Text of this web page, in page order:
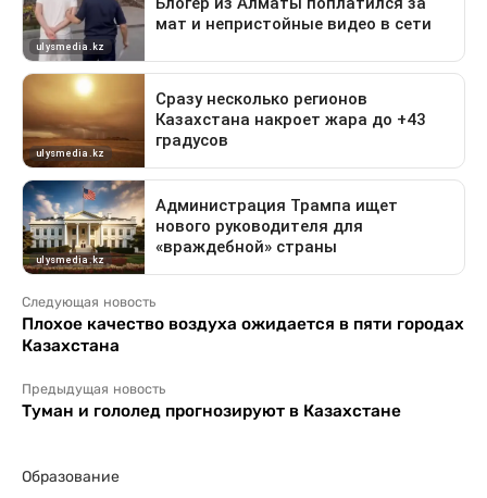
Следующая новость
Плохое качество воздуха ожидается в пяти городах
Казахстана
Предыдущая новость
Туман и гололед прогнозируют в Казахстане
Образование